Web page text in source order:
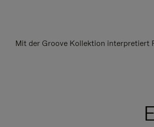
Mit der Groove Kollektion interpretiert